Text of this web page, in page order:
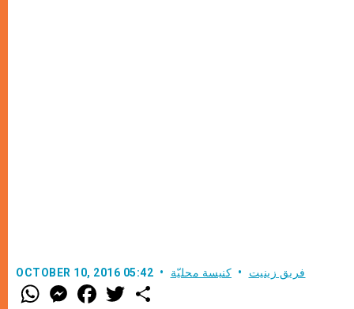
OCTOBER 10, 2016 05:42 فريق زينيت كنيسة محليّة
W
h
M
e
F
a w